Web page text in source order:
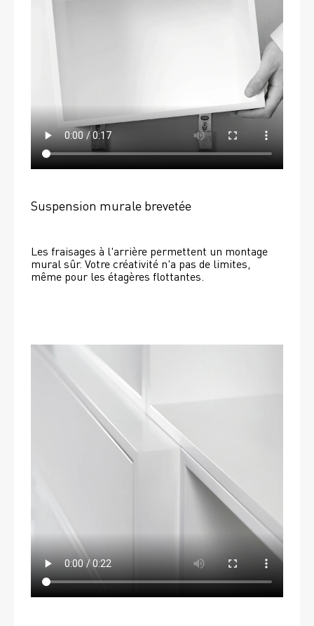
Suspension murale brevetée
Les fraisages à l'arrière permettent un montage
mural sûr. Votre créativité n'a pas de limites,
même pour les étagères flottantes.